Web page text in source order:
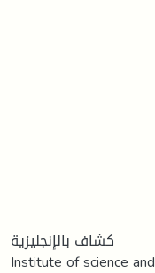
كشاف بالإنجليزية
Institute of science